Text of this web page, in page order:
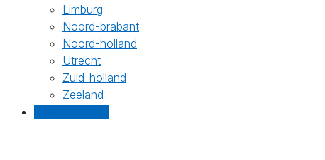
Limburg
Noord-brabant
Noord-holland
Utrecht
Zuid-holland
Zeeland